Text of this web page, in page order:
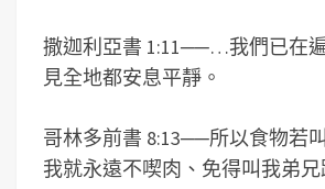
撒迦利亞書 1:11──…我們已在
見全地都安息平靜。
哥林多前書 8:13──所以食物若
我就永遠不喫肉、免得叫我弟兄